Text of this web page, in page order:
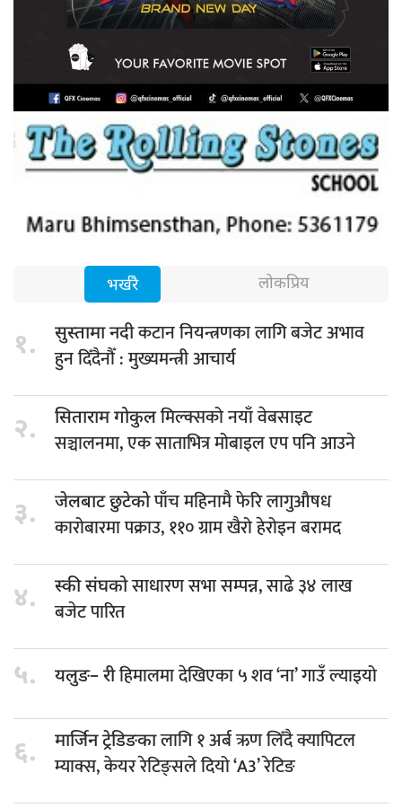
भर्खरै लोकप्रिय
१. सुस्तामा नदीकटान नियन्त्रणका लागि बजेट अभाव
हुन दिँदैनौँ : मुख्यमन्त्री आचार्य
२. सिताराम गोकुलमिल्क्सको नयाँ वेबसाइट
सञ्चालनमा, एक साताभित्र मोबाइल एप पनि आउने
३. जेलबाट छुटेकोपाँच महिनामै फेरि लागुऔषध
कारोबारमा पक्राउ, ११० ग्राम खैरो हेरोइन बरामद
४. स्की संघकोसाधारण सभा सम्पन्न, साढे ३४ लाख
बजेट पारित
५. यलुङ– रीहिमालमा देखिएका ५ शव ‘ना’ गाउँ ल्याइयो
६. मार्जिन ट्रेडिङकालागि १ अर्ब ऋण लिँदै क्यापिटल
म्याक्स, केयर रेटिङ्सले दियो ‘A3’ रेटिङ